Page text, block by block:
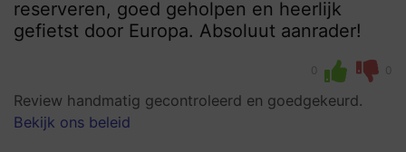
reserveren, goed geholpen en heerlijk
gefietst door Europa. Absoluut aanrader!
0 0
Review handmatig gecontroleerd en goedgekeurd.
Bekijk ons beleid